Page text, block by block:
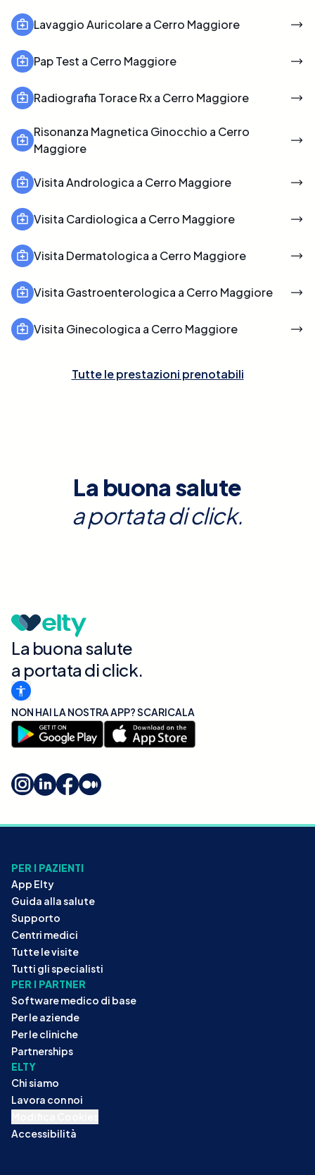
Lavaggio Auricolare a Cerro Maggiore
Pap Test a Cerro Maggiore
Radiografia Torace Rx a Cerro Maggiore
Risonanza Magnetica Ginocchio a Cerro
Maggiore
Visita Andrologica a Cerro Maggiore
Visita Cardiologica a Cerro Maggiore
Visita Dermatologica a Cerro Maggiore
Visita Gastroenterologica a Cerro Maggiore
Visita Ginecologica a Cerro Maggiore
Tutte le prestazioni prenotabili
La buona salute
a portata di click.
La buona salute
a portata di click.
NON HAI LA NOSTRA APP? SCARICALA
PER I PAZIENTI
App Elty
Guida alla salute
Supporto
Centri medici
Tutte le visite
Tutti gli specialisti
PER I PARTNER
Software medico di base
Per le aziende
Per le cliniche
Partnerships
ELTY
Chi siamo
Lavora con noi
Accessibilità